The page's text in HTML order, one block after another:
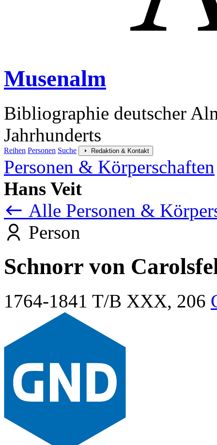
Musenalm
Bibliographie deutscher
Jahrhunderts
Reihen Personen Suche Redaktion & Kontakt
Personen & Körperschaften
Hans Veit
Alle Personen &
Person
Schnorr von
1764-1841 T/B XXX, 206